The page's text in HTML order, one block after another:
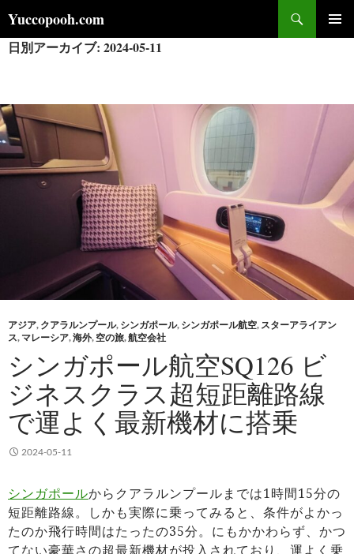
ン
テ
へ
ス
キ
ッ
プ
Yuccopooh.com
索
日別アーカイブ: 2024-05-11
アジア, クアラルンプール, シンガポール, シンガポール航空, スターアライアン
ス, マレーシア,海外, 空の旅,航空会社
シンガポール航空SQ126 ビ
ジネスクラス超短距離路線
で運よく最新機材に搭乗
2024-05-11
シンガポールからクアラルンプールまでは1時間15分の
短距離路線。しかも実際に乗ってみると、条件がよかっ
たのか飛行時間はたったの35分。にもかかわらず、かつ
てない豪華さの超最新機材が投入されており、運よく乗